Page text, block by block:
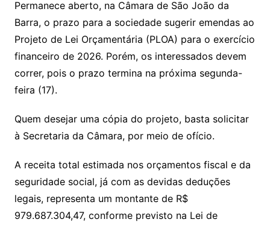
Permanece aberto, na Câmara de São João da
Barra, o prazo para a sociedade sugerir emendas ao
Projeto de Lei Orçamentária (PLOA) para o exercício
financeiro de 2026. Porém, os interessados devem
correr, pois o prazo termina na próxima segunda-
feira (17).
Quem desejar uma cópia do projeto, basta solicitar
à Secretaria da Câmara, por meio de ofício.
A receita total estimada nos orçamentos fiscal e da
seguridade social, já com as devidas deduções
legais, representa um montante de R$
979.687.304,47, conforme previsto na Lei de